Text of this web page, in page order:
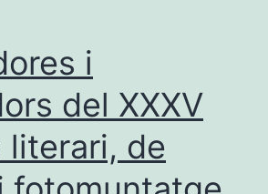
i
del XXXV
literari, de